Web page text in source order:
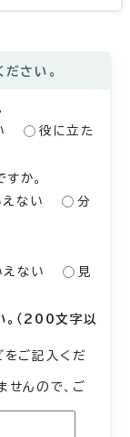
さい。
役に立た
か。
ない
分
えない
見
。（200文字以
をご記入くだ
せんので、ご